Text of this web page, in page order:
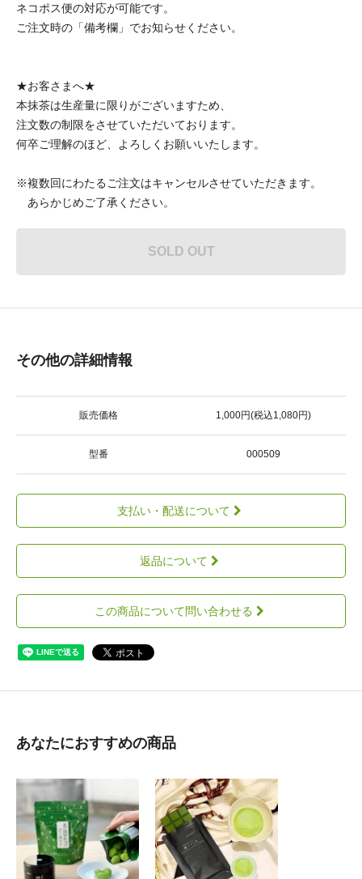
ネコポス便の対応が可能です。
ご注文時の「備考欄」でお知らせください。
★お客さまへ★
本抹茶は生産量に限りがございますため、
注文数の制限をさせていただいております。
何卒ご理解のほど、よろしくお願いいたします。
※複数回にわたるご注文はキャンセルさせていただきます。
あらかじめご了承ください。
SOLD OUT
その他の詳細情報
販売価格 1,000円(税込1,080円)
型番 000509
支払い・配送について
返品について
この商品について問い合わせる
あなたにおすすめの商品